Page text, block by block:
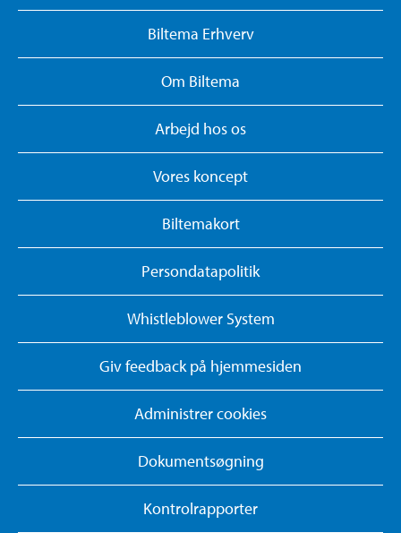
Biltema Erhverv
Om Biltema
Arbejd hos os
Vores koncept
Biltemakort
Persondatapolitik
Whistleblower System
Giv feedback på hjemmesiden
Administrer cookies
Dokumentsøgning
Kontrolrapporter